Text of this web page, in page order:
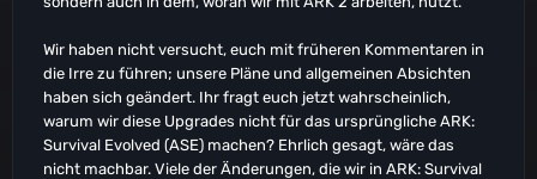
Wir haben nicht versucht, euch mit früheren Kommentaren in
die Irre zu führen; unsere Pläne und allgemeinen Absichten
haben sich geändert. Ihr fragt euch jetzt wahrscheinlich,
warum wir diese Upgrades nicht für das ursprüngliche ARK:
Survival Evolved (ASE) machen? Ehrlich gesagt, wäre das
nicht machbar. Viele der Änderungen, die wir in ARK: Survival